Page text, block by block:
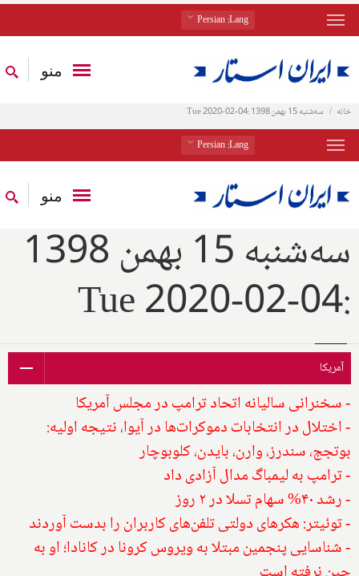
Lang
: Persian
منو
خانه سه‌شنبه 15 بهمن 1398 :04-02-2020 Tue
Lang
: Persian
منو
سه‌شنبه 15 بهمن 1398
:04-02-2020 Tue
آمریکا
- سخنرانی سالیانه اتحاد ترامپ در مجلس آمریکا
- اختلال در انتخابات دموکرات‌ها در آیوا، نتیجه اولیه:
بوتجج، سندرز، وارن، بایدن، کلوبوچار
- ترامپ به لیمباگ مدال آزادی داد
- رشد ۴۰% سهام تسلا در ۲ روز
- توئیتر: هکرهای دولتی تلفن‌های کاربران را بدست آوردند
- شناسایی پنجمین مبتلا به ویروس کرونا در کانادا؛ او به